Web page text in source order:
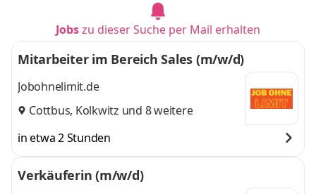
Jobszu dieser Suche per Mail erhalten
Mitarbeiter im Bereich Sales (m/w/d)
Jobohnelimit.de
Cottbus, Kolkwitz und 8 weitere
in etwa 2 Stunden
Verkäuferin (m/w/d)